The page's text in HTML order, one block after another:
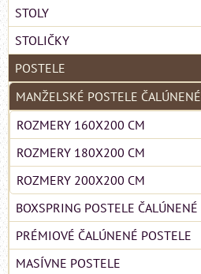
STOLY
STOLIČKY
POSTELE
MANŽELSKÉ POSTELE ČALÚNENÉ
ROZMERY 160X200 CM
ROZMERY 180X200 CM
ROZMERY 200X200 CM
BOXSPRING POSTELE ČALÚNENÉ
PRÉMIOVÉ ČALÚNENÉ POSTELE
MASÍVNE POSTELE